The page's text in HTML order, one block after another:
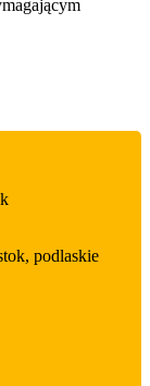
, podlaskie